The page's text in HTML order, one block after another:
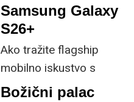
transformiraju svoje
uređaje iz trendy
tehnologije u
dugoročnu investiciju
koja će vas pratiti
spada među rijetke koji
vam nude ovakve
kompaktnom kućištu.
Samsung Galaxy
S26+
Ako tražite flagship
mobilno iskustvo s
provjerenim Samsung
Božični palac